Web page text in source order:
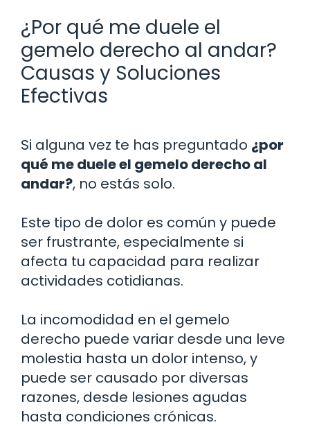
¿Por qué me duele el
gemelo derecho al andar?
Causas y Soluciones
Efectivas
Si alguna vez te has preguntado ¿por
qué me duele el gemelo derecho al
andar?, no estás solo.
Este tipo de dolor es común y puede
ser frustrante, especialmente si
afecta tu capacidad para realizar
actividades cotidianas.
La incomodidad en el gemelo
derecho puede variar desde una leve
molestia hasta un dolor intenso, y
puede ser causado por diversas
razones, desde lesiones agudas
hasta condiciones crónicas.